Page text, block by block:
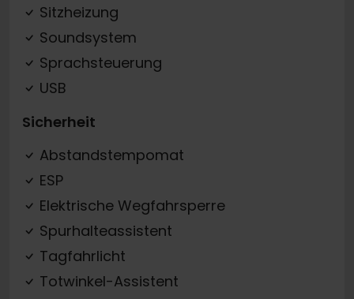
Sitzheizung
Soundsystem
Sprachsteuerung
USB
Sicherheit
Abstandstempomat
ESP
Elektrische Wegfahrsperre
Spurhalteassistent
Tagfahrlicht
Totwinkel-Assistent